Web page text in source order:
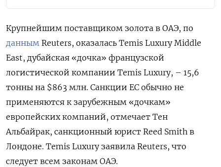
Крупнейшим поставщиком золота в ОАЭ, по
данным Reuters, оказалась Temis Luxury Middle
East, дубайская «дочка» французской
логистической компании Temis Luxury, – 15,6
тонны на $863 млн. Санкции ЕС обычно не
применяются к зарубежным «дочкам»
европейских компаний, отмечает Тен
Альбайрак, санкционный юрист Reed Smith в
Лондоне. Temis Luxury заявила Reuters, что
следует всем законам ОАЭ.